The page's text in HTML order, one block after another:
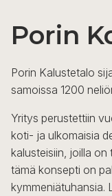
Porin
Porin Kalustetalo
samoissa 1200
Yritys perustettiin
koti- ja ulkomaisia
kalusteisiin, joilla
tämä konsepti on
kymmeniätuhansia.